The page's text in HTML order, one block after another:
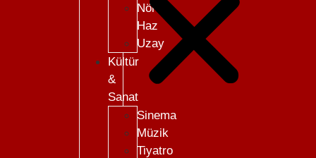
Nöro-
Haz
Uzay
Kültür
&
Sanat
Sinema
Müzik
Tiyatro